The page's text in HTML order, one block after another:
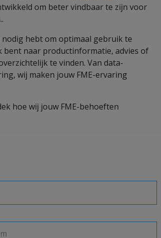
om beter vindbaar te zijn voor
nodig hebt om optimaal gebruik te
bent naar productinformatie, advies of
te vinden. Van data-
wij maken jouw FME-ervaring
hoe wij jouw FME-behoeften